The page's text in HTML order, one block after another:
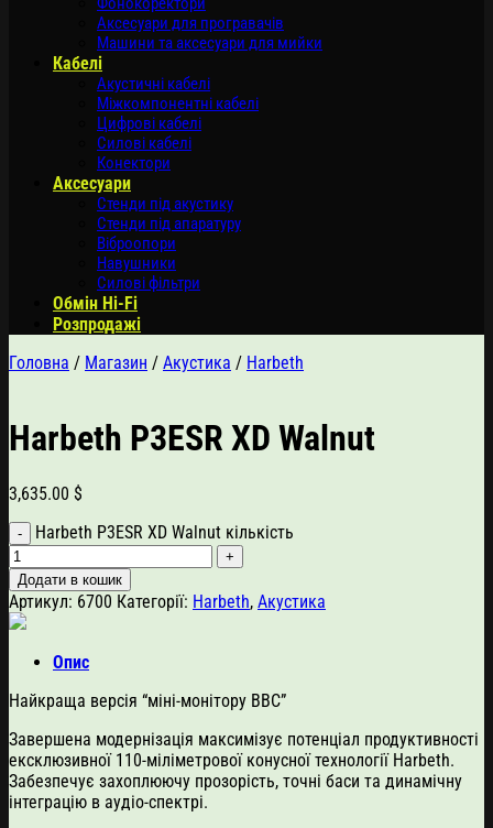
Аксесуари для програвачів
Машини та аксесуари для мийки
Кабелі
Акустичні кабелі
Міжкомпонентні кабелі
Цифрові кабелі
Силові кабелі
Конектори
Аксесуари
Стенди під акустику
Стенди під апаратуру
Віброопори
Навушники
Силові фільтри
Обмін Hi-Fi
Розпродажі
Головна / Магазин / Акустика / Harbeth
Harbeth P3ESR XD Walnut
3,635.00 $
Harbeth P3ESR XD Walnut кількість
Додати в кошик
Артикул: 6700 Категорії: Harbeth, Акустика
Опис
Найкраща версія “міні-монітору BBC”
Завершена модернізація максимізує потенціал продуктивності
ексклюзивної 110-міліметрової конусної технології Harbeth.
Забезпечує захоплюючу прозорість, точні баси та динамічну
інтеграцію в аудіо-спектрі.